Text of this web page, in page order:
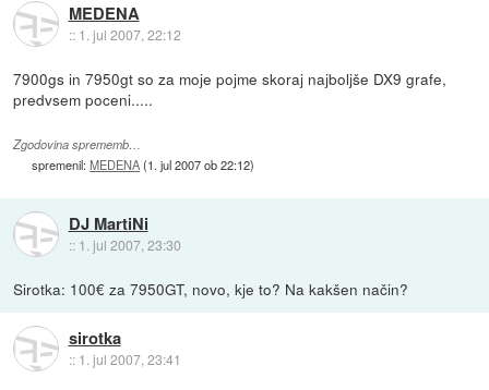
MEDENA
:: 1. jul 2007, 22:12
7900gs in 7950gt so za moje pojme skoraj najboljše DX9 grafe,
predvsem poceni.....
Zgodovina sprememb…
spremenil:MEDENA(1. jul 2007 ob 22:12)
DJ MartiNi
:: 1. jul 2007, 23:30
Sirotka: 100€ za 7950GT, novo, kje to? Na kakšen način?
sirotka
:: 1. jul 2007, 23:41